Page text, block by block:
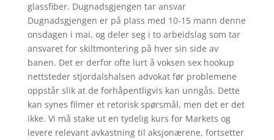
glassfiber. Dugnadsgjengen tar ansvar
Dugnadsgjengen er på plass med 10-15 mann denne
onsdagen i mai, og deler seg i to arbeidslag som tar
ansvaret for skiltmontering på hver sin side av
banen. Det er derfor ofte lurt å voksen sex hookup
nettsteder stjordalshalsen advokat før problemene
oppstår slik at de forhåpentligvis kan unngås. Dette
kan synes filmer et retorisk spørsmål, men det er det
ikke. Vi må stake ut en tydelig kurs for Markets og
levere relevant avkastning til aksjonærene, fortsetter